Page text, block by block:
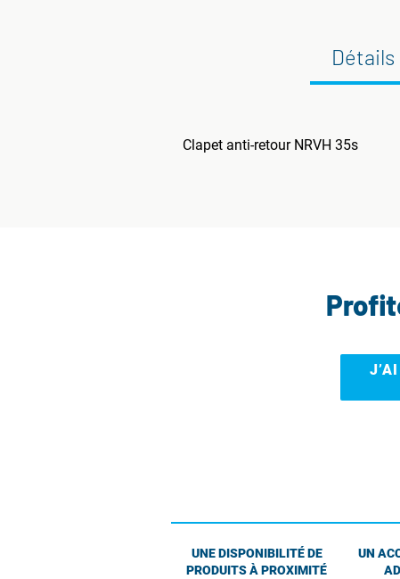
Détails
Clapet anti-retour NRVH 35s
UNE DISPONIBILITÉ DE
PRODUITS À PROXIMITÉ
UN